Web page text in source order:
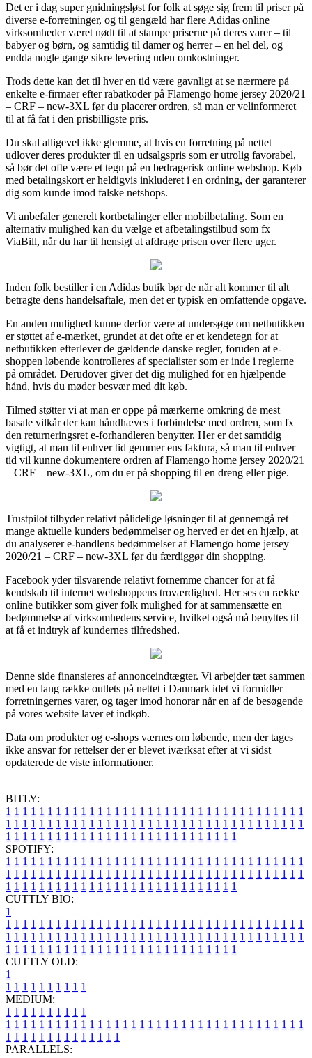
Det er i dag super gnidningsløst for folk at søge sig frem til priser på
diverse e-forretninger, og til gengæld har flere Adidas online
virksomheder været nødt til at stampe priserne på deres varer – til
babyer og børn, og samtidig til damer og herrer – en hel del, og
endda nogle gange sikre levering uden omkostninger.
Trods dette kan det til hver en tid være gavnligt at se nærmere på
enkelte e-firmaer efter rabatkoder på Flamengo home jersey 2020/21
– CRF – new-3XL før du placerer ordren, så man er velinformeret
til at få fat i den prisbilligste pris.
Du skal alligevel ikke glemme, at hvis en forretning på nettet
udlover deres produkter til en udsalgspris som er utrolig favorabel,
så bør det ofte være et tegn på en bedragerisk online webshop. Køb
med betalingskort er heldigvis inkluderet i en ordning, der garanterer
dig som kunde imod falske netshops.
Vi anbefaler generelt kortbetalinger eller mobilbetaling. Som en
alternativ mulighed kan du vælge et afbetalingstilbud som fx
ViaBill, når du har til hensigt at afdrage prisen over flere uger.
Inden folk bestiller i en Adidas butik bør de når alt kommer til alt
betragte dens handelsaftale, men det er typisk en omfattende opgave.
En anden mulighed kunne derfor være at undersøge om netbutikken
er støttet af e-mærket, grundet at det ofte er et kendetegn for at
netbutikken efterlever de gældende danske regler, foruden at e-
shoppen løbende kontrolleres af specialister som er inde i reglerne
på området. Derudover giver det dig mulighed for en hjælpende
hånd, hvis du møder besvær med dit køb.
Tilmed støtter vi at man er oppe på mærkerne omkring de mest
basale vilkår der kan håndhæves i forbindelse med ordren, som fx
den returneringsret e-forhandleren benytter. Her er det samtidig
vigtigt, at man til enhver tid gemmer ens faktura, så man til enhver
tid vil kunne dokumentere ordren af Flamengo home jersey 2020/21
– CRF – new-3XL, om du er på shopping til en dreng eller pige.
Trustpilot tilbyder relativt pålidelige løsninger til at gennemgå ret
mange aktuelle kunders bedømmelser og herved er det en hjælp, at
du analyserer e-handlens bedømmelser af Flamengo home jersey
2020/21 – CRF – new-3XL før du færdiggør din shopping.
Facebook yder tilsvarende relativt fornemme chancer for at få
kendskab til internet webshoppens troværdighed. Her ses en række
online butikker som giver folk mulighed for at sammensætte en
bedømmelse af virksomhedens service, hvilket også må benyttes til
at få et indtryk af kundernes tilfredshed.
Denne side finansieres af annonceindtægter. Vi arbejder tæt sammen
med en lang række outlets på nettet i Danmark idet vi formidler
forretningernes varer, og tager imod honorar når en af de besøgende
på vores website laver et indkøb.
Data om produkter og e-shops værnes om løbende, men der tages
ikke ansvar for rettelser der er blevet iværksat efter at vi sidst
opdaterede de viste informationer.
BITLY:
1 1 1 1 1 1 1 1 1 1 1 1 1 1 1 1 1 1 1 1 1 1 1 1 1 1 1 1 1 1 1 1 1 1 1 1
1 1 1 1 1 1 1 1 1 1 1 1 1 1 1 1 1 1 1 1 1 1 1 1 1 1 1 1 1 1 1 1 1 1 1 1
1 1 1 1 1 1 1 1 1 1 1 1 1 1 1 1 1 1 1 1 1 1 1 1 1 1 1 1
SPOTIFY:
1 1 1 1 1 1 1 1 1 1 1 1 1 1 1 1 1 1 1 1 1 1 1 1 1 1 1 1 1 1 1 1 1 1 1 1
1 1 1 1 1 1 1 1 1 1 1 1 1 1 1 1 1 1 1 1 1 1 1 1 1 1 1 1 1 1 1 1 1 1 1 1
1 1 1 1 1 1 1 1 1 1 1 1 1 1 1 1 1 1 1 1 1 1 1 1 1 1 1 1
CUTTLY BIO:
1
1 1 1 1 1 1 1 1 1 1 1 1 1 1 1 1 1 1 1 1 1 1 1 1 1 1 1 1 1 1 1 1 1 1 1 1
1 1 1 1 1 1 1 1 1 1 1 1 1 1 1 1 1 1 1 1 1 1 1 1 1 1 1 1 1 1 1 1 1 1 1 1
1 1 1 1 1 1 1 1 1 1 1 1 1 1 1 1 1 1 1 1 1 1 1 1 1 1 1 1
CUTTLY OLD:
1
1 1 1 1 1 1 1 1 1 1
MEDIUM:
1 1 1 1 1 1 1 1 1 1
1 1 1 1 1 1 1 1 1 1 1 1 1 1 1 1 1 1 1 1 1 1 1 1 1 1 1 1 1 1 1 1 1 1 1 1
1 1 1 1 1 1 1 1 1 1 1 1 1 1
PARALLELS: